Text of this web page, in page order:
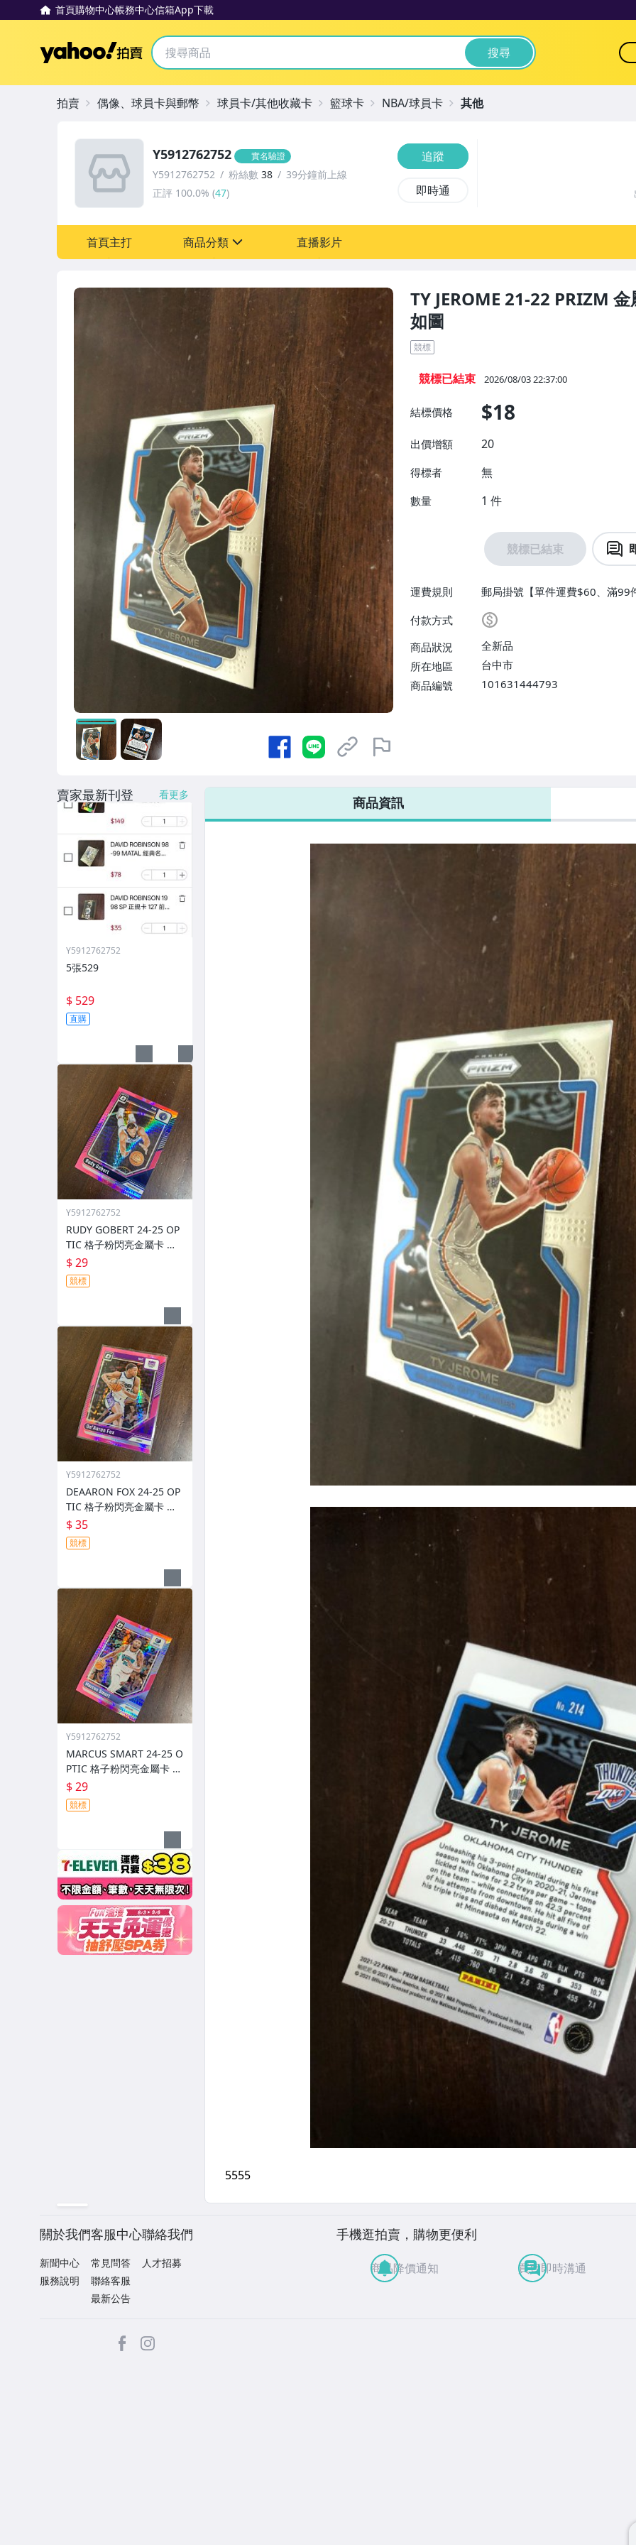
首頁購物中心帳務中心信箱App下載
Yahoo拍賣 搜尋
TY JEROME 21-22 PRIZM
如圖
競標
競標已結束 2026/08/03 22:37:00
結標價格 $18
出價增額 20
得標者 無
數量 1 件
競標已結束
運費規則
郵局掛號【單件運費$60、滿99
付款方式
商品狀況
全新品
所在地區
台中市
商品編號
101631444793
Y5912762752 實名驗證
Y5912762752 粉絲數 38
39分鐘前上線
正評 100.0% (47)
追蹤
即時通
首頁主打 商品分類 直播影片
拍賣 偶像、球員卡與郵幣 球員卡/其他收藏卡 籃球卡 NBA/球員卡 其他
商品資訊
賣家最新刊登 看更多
Y5912762752
5張529
$ 529
直購
Y5912762752
RUDY GOBERT 24-25 OP
TIC 格子粉閃亮金屬卡 編
$ 29
競標
Y5912762752
DEAARON FOX 24-25 OP
TIC 格子粉閃亮金屬卡 編
$ 35
競標
Y5912762752
MARCUS SMART 24-25 O
PTIC 格子粉閃亮金屬卡 編
$ 29
競標
關於我們
新聞中心
服務說明
客服中心
常見問答
聯絡客服
最新公告
聯絡我們
人才招募
手機逛拍賣，購物更便利
商品降價通知 買賣即時溝通
facebook